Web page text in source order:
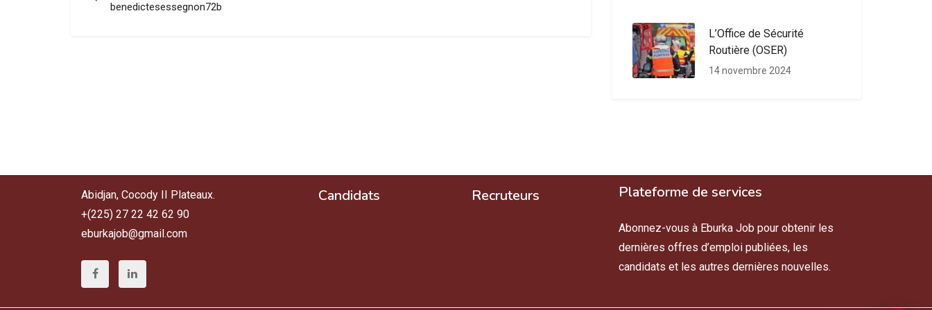
benedictesessegnon72b
L’Office de Sécurité
Routière (OSER)
14 novembre 2024
Abidjan, Cocody II Plateaux.
+(225) 27 22 42 62 90
eburkajob@gmail.com
Candidats Recruteurs Plateforme de services
Abonnez-vous à Eburka Job pour obtenir les
dernières offres d’emploi publiées, les
candidats et les autres dernières nouvelles.